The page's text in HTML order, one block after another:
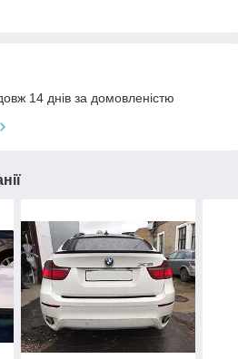
14 днів за домовленістю